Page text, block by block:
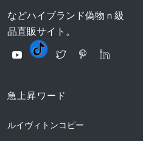
などハイブランド偽物ｎ級
品直販サイト。
急上昇ワード
ルイヴィトンコピー